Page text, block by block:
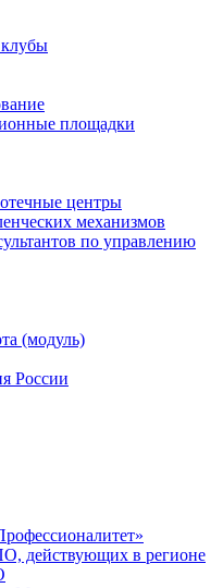
площадки
центры
механизмов
по управлению
(модуль)
России
действующих в регионе